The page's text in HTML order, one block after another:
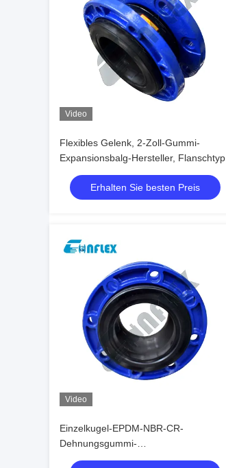
Video
Flexibles Gelenk, 2-Zoll-Gummi-
Expansionsbalg-Hersteller, Flanschtyp
Erhalten Sie besten Preis
Video
Einzelkugel-EPDM-NBR-CR-
Dehnungsgummi-
Verbindungsflanschtyp